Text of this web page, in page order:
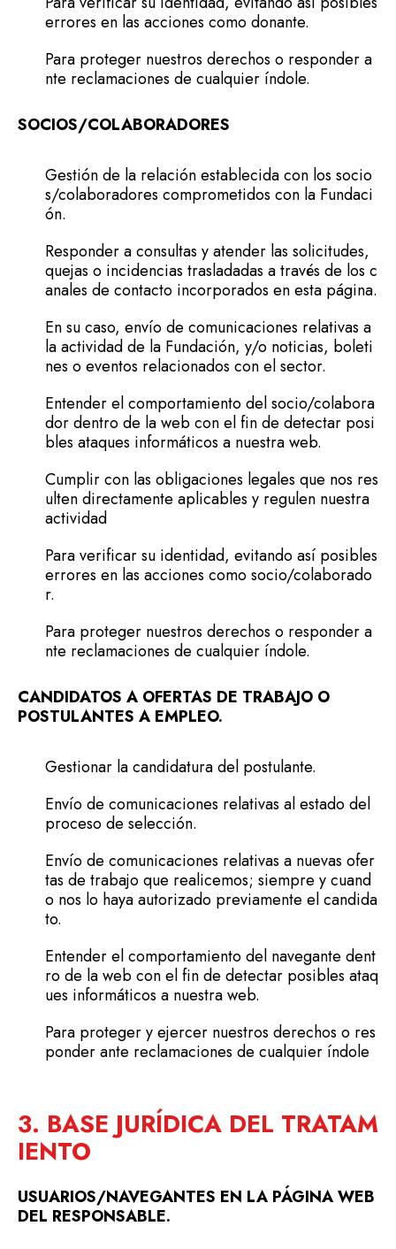
errores en las acciones como donante.
Para proteger nuestros derechos o responder a
nte reclamaciones de cualquier índole.
SOCIOS/COLABORADORES
Gestión de la relación establecida con los socio
s/colaboradores comprometidos con la Fundaci
ón.
Responder a consultas y atender las solicitudes,
quejas o incidencias trasladadas a través de los c
anales de contacto incorporados en esta página.
En su caso, envío de comunicaciones relativas a
la actividad de la Fundación, y/o noticias, boleti
nes o eventos relacionados con el sector.
Entender el comportamiento del socio/colabora
dor dentro de la web con el fin de detectar posi
bles ataques informáticos a nuestra web.
Cumplir con las obligaciones legales que nos res
ulten directamente aplicables y regulen nuestra
actividad
Para verificar su identidad, evitando así posibles
errores en las acciones como socio/colaborado
r.
Para proteger nuestros derechos o responder a
nte reclamaciones de cualquier índole.
CANDIDATOS A OFERTAS DE TRABAJO O
POSTULANTES A EMPLEO.
Gestionar la candidatura del postulante.
Envío de comunicaciones relativas al estado del
proceso de selección.
Envío de comunicaciones relativas a nuevas ofer
tas de trabajo que realicemos; siempre y cuand
o nos lo haya autorizado previamente el candida
to.
Entender el comportamiento del navegante dent
ro de la web con el fin de detectar posibles ataq
ues informáticos a nuestra web.
Para proteger y ejercer nuestros derechos o res
ponder ante reclamaciones de cualquier índole
3. BASE JURÍDICA DEL TRATAM
IENTO
USUARIOS/NAVEGANTES EN LA PÁGINA WEB
DEL RESPONSABLE.